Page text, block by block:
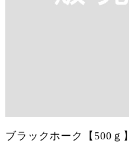
ブラックホーク【500ｇ】